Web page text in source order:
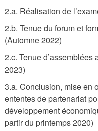
2.a. Réalisation de
2.b. Tenue du forum et
(Automne 2022)
2.c. Tenue
2023)
3.a. Conclusion, mise en
ententes de partenariat
développement
partir du printemps 2020)